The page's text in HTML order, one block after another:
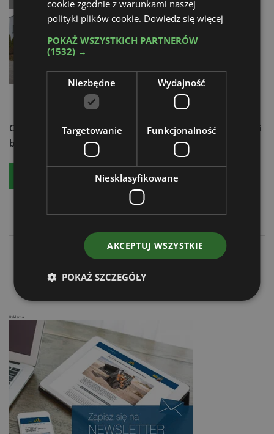
Kompaktowy ciągnik w różnych
wariantach
08.12.2025
Chcesz dowiedzieć się więcej?
Czytaj aktualności techniki
budowlanej - zamów:
Bezpłatny egzemplarz Prenumeratę
10-tysięczna ładowarka XPower w kopalni granitu
Reklama
cookie zgodnie z warunkami naszej
polityki plików cookie. Dowiedz się więcej
POKAŻ WSZYSTKICH PARTNERÓW
(1532) →
Niezbędne Wydajność
Targetowanie Funkcjonalność
Niesklasyfikowane
AKCEPTUJ WSZYSTKIE
POKAŻ SZCZEGÓŁY